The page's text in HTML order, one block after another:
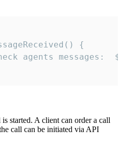
{
started. A client can order a call
call can be initiated via API